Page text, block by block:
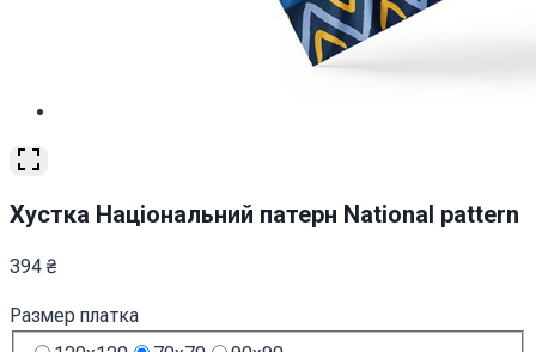
Хустка Національний патерн National pattern
394 ₴
Размер платка